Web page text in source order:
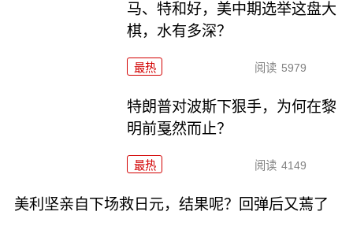
马、特和好，美中期选举这盘大
棋，水有多深？
最热 阅读 5979
特朗普对波斯下狠手，为何在黎
明前戛然而止？
最热 阅读 4149
美利坚亲自下场救日元，结果呢？回弹后又蔫了